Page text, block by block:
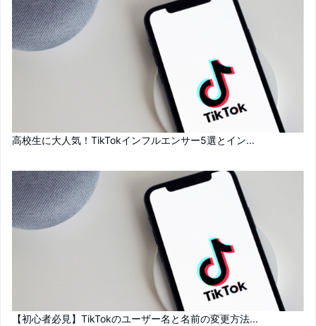
高校生に大人気！TikTokインフルエンサー5選とイン...
【初心者必見】TikTokのユーザー名と名前の変更方法...